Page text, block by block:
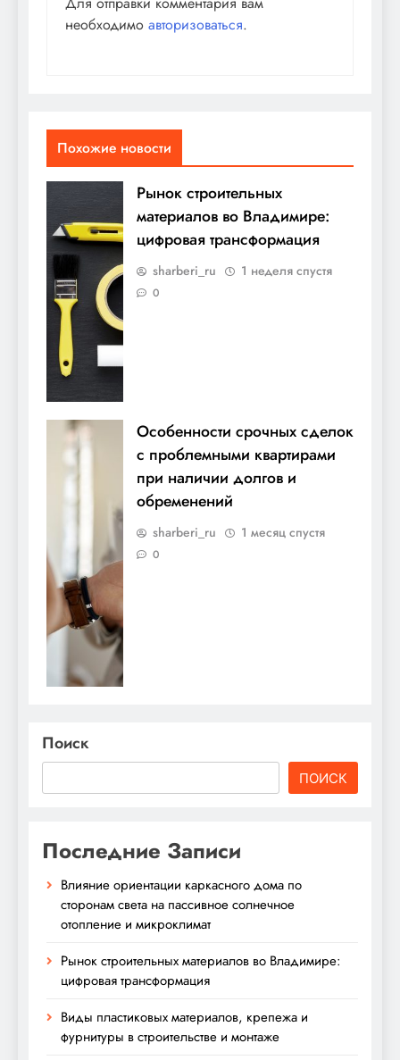
необходимо авторизоваться.
Похожие новости
Рынок строительных
материалов во Владимире:
цифровая трансформация
sharberi_ru 1 неделя спустя
0
Особенности срочных сделок
с проблемными квартирами
при наличии долгов и
обременений
sharberi_ru 1 месяц спустя
0
Поиск
ПОИСК
Последние Записи
Влияние ориентации каркасного дома по
сторонам света на пассивное солнечное
отопление и микроклимат
Рынок строительных материалов во Владимире:
цифровая трансформация
Виды пластиковых материалов, крепежа и
фурнитуры в строительстве и монтаже